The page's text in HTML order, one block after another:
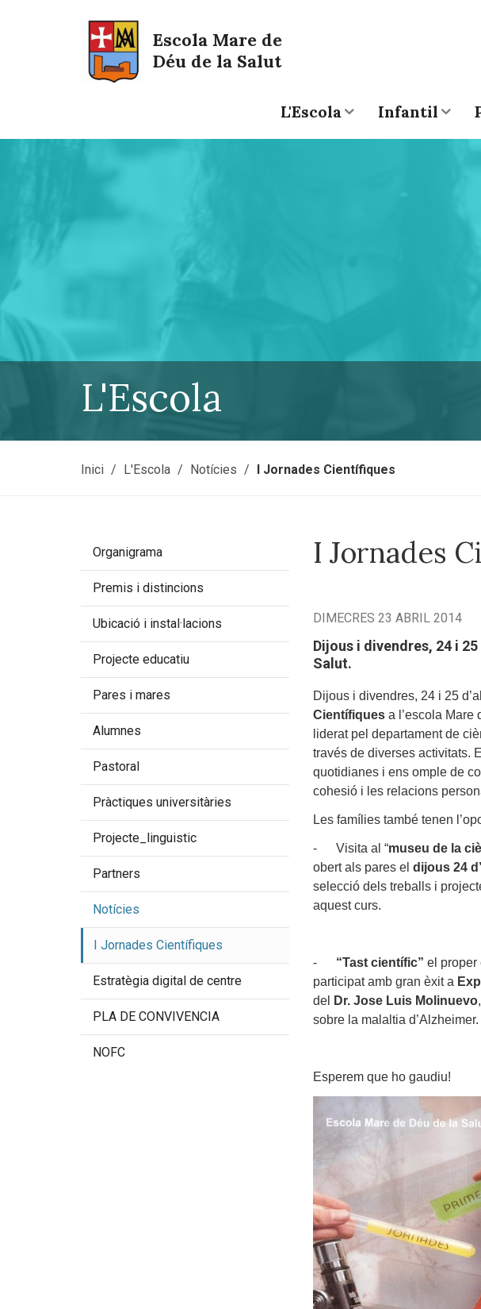
Saltar al contingut
Saltar a la navegació
Informació de contacte
Escola Mare de
Déu de la Salut
L'Escola Infantil
L'Escola
Inici L'Escola Notícies I Jornades Científiques
I Jornades
DIMECRES 23 ABRIL 2014
Dijous i divendres, 24 i
Salut.
Dijous i divendres, 24 i 25
Científiquesa l’escola Mare
liderat pel departament de
través de diverses activitats.
quotidianes i ens omple de
cohesió i les relacions
Les famílies també tenen
- Visita al “museu de la
obert als pares el dijous 24
selecció dels treballs i
aquest curs.
- “Tast científic” el proper
participat amb gran èxit a
del
Dr. Jose Luis Molinuevo
sobre la malaltia d’Alzheimer.
Esperem que ho gaudiu!
Organigrama
Premis i distincions
Ubicació i instal·lacions
Projecte educatiu
Pares i mares
Alumnes
Pastoral
Pràctiques universitàries
Projecte_linguistic
Partners
Notícies
I Jornades Científiques
Estratègia digital de centre
PLA DE CONVIVENCIA
NOFC